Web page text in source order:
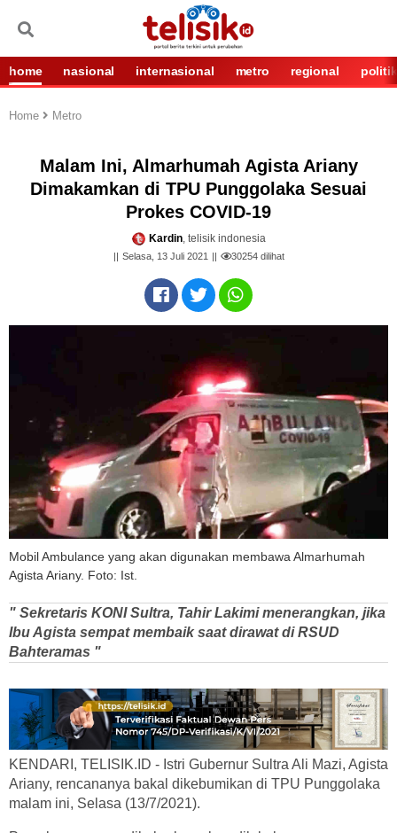
home nasional internasional metro regional politik
Home Metro
Malam Ini, Almarhumah Agista Ariany
Dimakamkan di TPU Punggolaka Sesuai
Prokes COVID-19
Kardin, telisik indonesia
Selasa, 13 Juli 2021 30254dilihat
Mobil Ambulance yang akan digunakan membawa Almarhumah
Agista Ariany. Foto: Ist.
" Sekretaris KONI Sultra, Tahir Lakimi menerangkan, jika
Ibu Agista sempat membaik saat dirawat di RSUD
Bahteramas "
KENDARI, TELISIK.ID - Istri Gubernur Sultra Ali Mazi, Agista
Ariany, rencananya bakal dikebumikan di TPU Punggolaka
malam ini, Selasa (13/7/2021).